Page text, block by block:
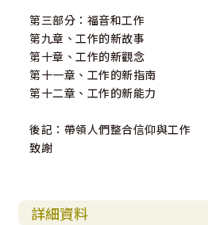
第三部分：福音和工作
第九章、工作的新故事
第十章、工作的新觀念
第十一章、工作的新指南
第十二章、工作的新能力
後記：帶領人們整合信仰與工作
致謝
詳細資料